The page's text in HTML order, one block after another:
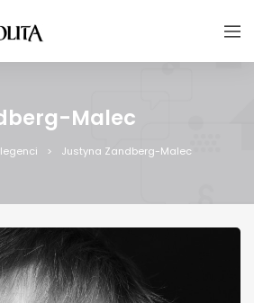
Malec
Justyna Zandberg-Malec